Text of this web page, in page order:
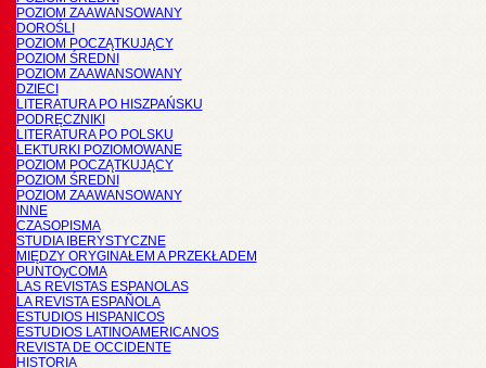
POZIOM ZAAWANSOWANY
DOROŚLI
POZIOM POCZĄTKUJĄCY
POZIOM ŚREDNI
POZIOM ZAAWANSOWANY
DZIECI
LITERATURA PO HISZPAŃSKU
PODRĘCZNIKI
LITERATURA PO POLSKU
LEKTURKI POZIOMOWANE
POZIOM POCZĄTKUJĄCY
POZIOM ŚREDNI
POZIOM ZAAWANSOWANY
INNE
CZASOPISMA
STUDIA IBERYSTYCZNE
MIĘDZY ORYGINAŁEM A PRZEKŁADEM
PUNTOyCOMA
LAS REVISTAS ESPANOLAS
LA REVISTA ESPAÑOLA
ESTUDIOS HISPANICOS
ESTUDIOS LATINOAMERICANOS
REVISTA DE OCCIDENTE
HISTORIA